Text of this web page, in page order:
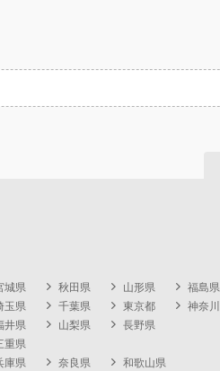
城県 秋田県 山形県
福島県
玉県 千葉県 東京都
神奈
井県 山梨県
長野県
重県
庫県 奈良県
和歌山県